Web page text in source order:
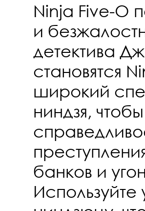
Ninja Five-O
и
детектива
становятся
широкий
ниндзя,
банков и